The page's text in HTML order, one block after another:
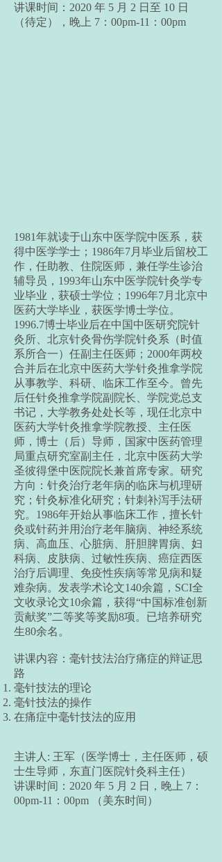
讲课时间：2020 年 5 月 2 日至 10 日
（待定），晚上 7：00pm-11：00pm
1981年就读于山东中医学院中医系，获
得中医学学士；1986年7月毕业后留校工
作，任助教、住院医师，兼任学生诊治
辅导员，1993年山东中医学院针灸学专
业毕业，获硕士学位；1996年7月北京中
医药大学毕业，获医学博士学位。
1996.7博士毕业后在中国中医研究院针
灸所、北京针灸骨伤学院针灸系（时值
系所合一）任副主任医师；2000年两校
合并后在北京中医药大学针灸推拿学院
从事教学、科研、临床工作至今。曾先
后任针灸推拿学院副院长、学院党总支
书记，大学教务处处长等，现任北京中
医药大学针灸推拿学院教授、主任医
师，博士（后）导师，国家中医药管理
局重点研究室副主任，北京中医药大学
圣彼得堡中医院院长兼首席专家。研究
方向：针灸治疗老年病的临床与机理研
究；针灸标准化研究；针刺补泻手法研
究。1986年开始从事临床工作，擅长针
灸或针药并用治疗老年脑病、神经系统
病、高血压、心脏病、肝胆脾胃病、妇
科病、皮肤病、过敏性疾病、癌症西医
治疗后调理、免疫性疾病等常见病和疑
难杂病。发表学术论文140余篇，SCI全
文收录论文10余篇，获得“中国标准创新
贡献奖”二等奖等奖励8项。已培养研究
生80余名。
讲课内容：毫针技法治疗痛症的辩证思
路
毫针技法的理论
毫针技法的操作
在痛症中毫针技法的应用
主讲人: 王军（医学博士，主任医师，硕
士生导师，东直门医院针灸科主任）
讲课时间：2020 年 5 月 2 日，晚上 7：
00pm-11：00pm （美东时间）